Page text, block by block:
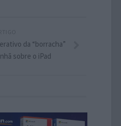
da “borracha”
sobre o iPad